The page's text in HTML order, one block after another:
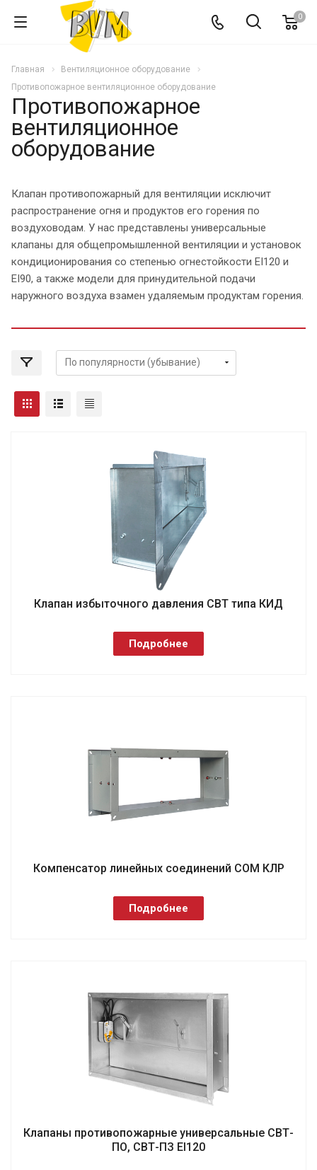
0
Главная
Вентиляционное оборудование
Противопожарное вентиляционное оборудование
Противопожарное
вентиляционное
оборудование
Клапан противопожарный для вентиляции исключит
распространение огня и продуктов его горения по
воздуховодам. У нас представлены универсальные
клапаны для общепромышленной вентиляции и установок
кондиционирования со степенью огнестойкости EI120 и
EI90, а также модели для принудительной подачи
наружного воздуха взамен удаляемым продуктам горения.
Клапан избыточного давления СВТ типа КИД
Подробнее
Компенсатор линейных соединений СОМ КЛР
Подробнее
Клапаны противопожарные универсальные СВТ-
ПО, СВТ-ПЗ EI120